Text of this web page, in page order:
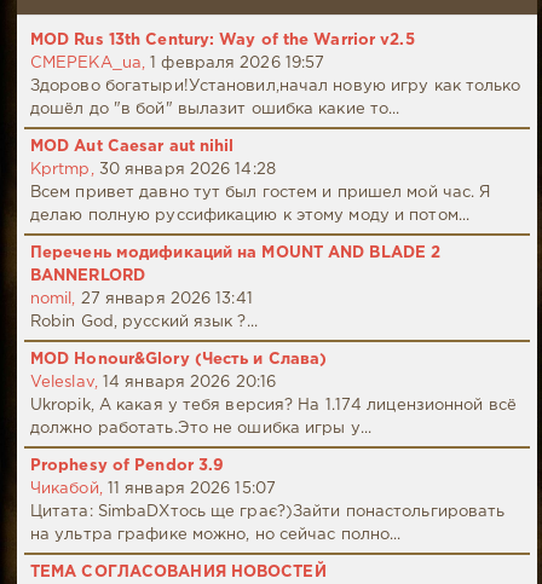
MOD Rus 13th Century: Way of the Warrior v2.5
CMEPEKA_ua,
1 февраля 2026 19:57
Здорово богатыри!Установил,начал новую игру как только
дошёл до "в бой" вылазит ошибка какие то...
MOD Aut Caesar aut nihil
Kprtmp,
30 января 2026 14:28
Всем привет давно тут был гостем и пришел мой час. Я
делаю полную руссификацию к этому моду и потом...
Перечень модификаций на MOUNT AND BLADE 2
BANNERLORD
nomil,
27 января 2026 13:41
Robin God, русский язык ?...
MOD Honour&Glory (Честь и Слава)
Veleslav,
14 января 2026 20:16
Ukropik, А какая у тебя версия? На 1.174 лицензионной всё
должно работать.Это не ошибка игры у...
Prophesy of Pendor 3.9
Чикабой,
11 января 2026 15:07
Цитата: SimbaDХтось ще грає?)Зайти понастольгировать
на ультра графике можно, но сейчас полно...
ТЕМА СОГЛАСОВАНИЯ НОВОСТЕЙ